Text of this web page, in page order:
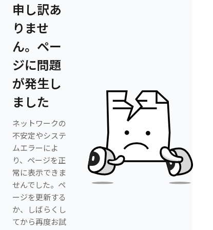
申し訳あ
りませ
ん。ペー
ジに問題
が発生し
ました
ネットワークの
不安定やシステ
ムエラーによ
り、ページを正
常に表示できま
せんでした。ペ
ージを更新する
か、しばらくし
てから再度お試